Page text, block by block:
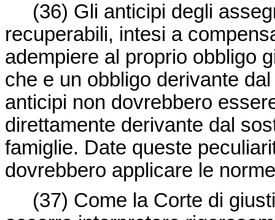
(36) Gli anticipi degli
recuperabili, intesi a
adempiere al proprio obbligo
che e un obbligo derivante
anticipi non dovrebbero
direttamente derivante dal
famiglie. Date queste
dovrebbero applicare le
(37) Come la Corte di